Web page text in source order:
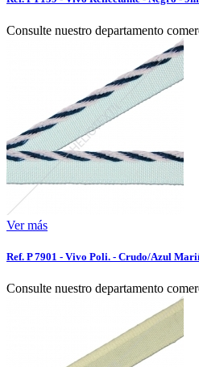
Consulte nuestro departamento
Ver más
Ref. P 7901 - Vivo Poli. - Crudo/Azul
Consulte nuestro departamento